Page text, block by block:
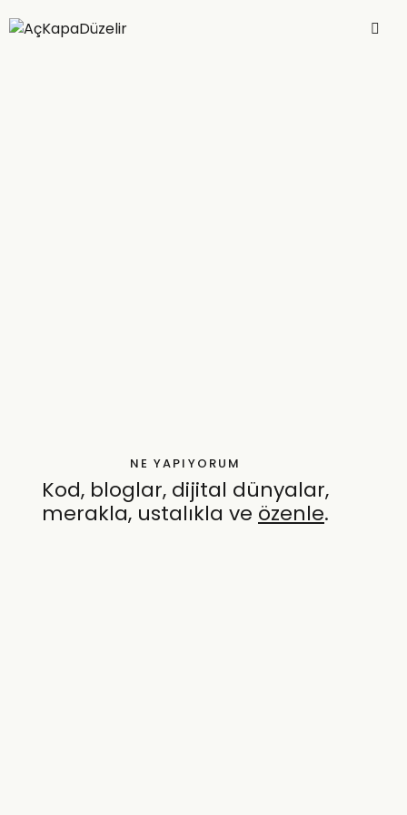
NE YAPIYORUM
Kod, bloglar, dijital dünyalar,
merakla, ustalıkla ve özenle.